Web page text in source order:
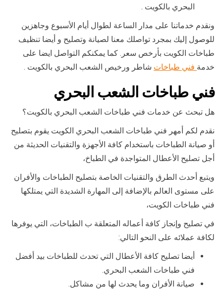
البحري بالكويت .
ونقدم خدماتنا على مدار الساعة لطوال أيام الأسبوع وجاهزين
للوصول إليك بمجرد تواصلك معنا لصيانة وتصليح و أيضا تنظيف
طباخات الكويت بأرخص سعر. كما يمكنكم التواصل ايضا على
خدمة فني طباخات شاطر ورخيص الشعب البحري بالكويت .
فني طباخات الشعب البحري
هل تبحث عن خدمات فني طباخات الشعب البحري بالكويت؟
نقدم لكم أمهر فني طباخات الشعب البحري الكويت يقوم بتصليح
أو صيانة الطباخات باستخدام كافة الأجهزة والتقنيات الحديثة من
أجل تصليح الأعطال المتواجدة في الطباخ،
ويتبع أحدث الطرق والتقنيات الخاصة بتصليح الطباخات والأفران
على مستوى العالم بالإضافة إلى المهارة الشديدة التي يمتلكها
فني طباخات الكويت،
في تصليح وإنجاز كافة أعماله المتعلقة ب الطباخات، التي يوفرها
لكافة عملائه على النحو التالي:
أيضا تصليح كافة الأعطال التي تحدث للطباخات بيد أفضل
فني طباخات الشعب البحري.
صيانة الأفران وما يحدث لها من مشاكل.